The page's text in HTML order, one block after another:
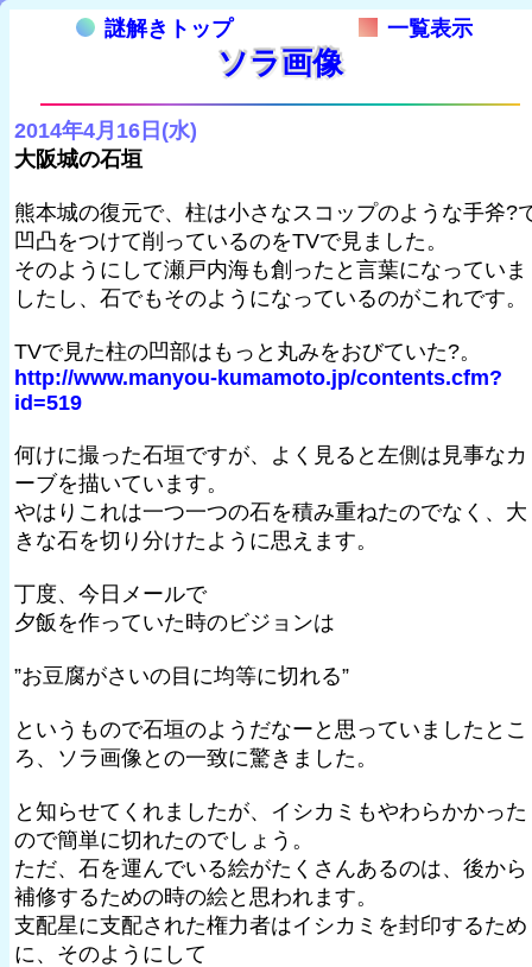
謎解きトップ 一覧表示
ソラ画像
2014年4月16日(水)
大阪城の石垣
熊本城の復元で、柱は小さなスコップのような手斧?
凹凸をつけて削っているのをTVで見ました。
そのようにして瀬戸内海も創ったと言葉になっていま
したし、石でもそのようになっているのがこれです。
TVで見た柱の凹部はもっと丸みをおびていた?。
http://www.manyou-kumamoto.jp/contents.cfm?
id=519
何けに撮った石垣ですが、よく見ると左側は見事なカ
ーブを描いています。
やはりこれは一つ一つの石を積み重ねたのでなく、大
きな石を切り分けたように思えます。
丁度、今日メールで
夕飯を作っていた時のビジョンは
”お豆腐がさいの目に均等に切れる”
というもので石垣のようだなーと思っていましたとこ
ろ、ソラ画像との一致に驚きました。
と知らせてくれましたが、イシカミもやわらかかった
ので簡単に切れたのでしょう。
ただ、石を運んでいる絵がたくさんあるのは、後から
補修するための時の絵と思われます。
支配星に支配された権力者はイシカミを封印するため
に、そのようにして